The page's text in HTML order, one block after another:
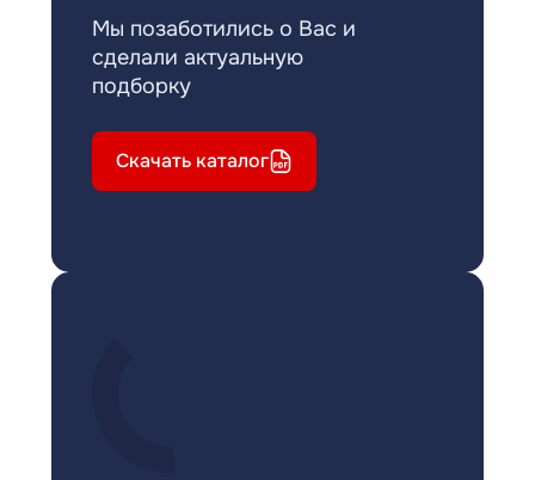
Мы позаботились о Вас и
сделали актуальную
подборку
Скачать каталог